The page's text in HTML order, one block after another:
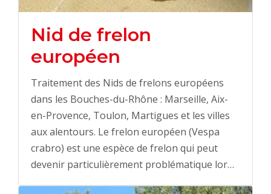
Nid de frelon
européen
Traitement des Nids de frelons européens
dans les Bouches-du-Rhône : Marseille, Aix-
en-Provence, Toulon, Martigues et les villes
aux alentours. Le frelon européen (Vespa
crabro) est une espèce de frelon qui peut
devenir particulièrement problématique lor…